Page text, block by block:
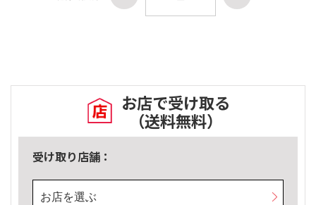
お店で受け取る
（送料無料）
受け取り店舗：
お店を選ぶ